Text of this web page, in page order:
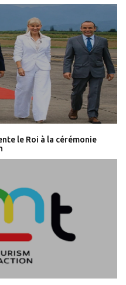
le Roi à la cérémonie